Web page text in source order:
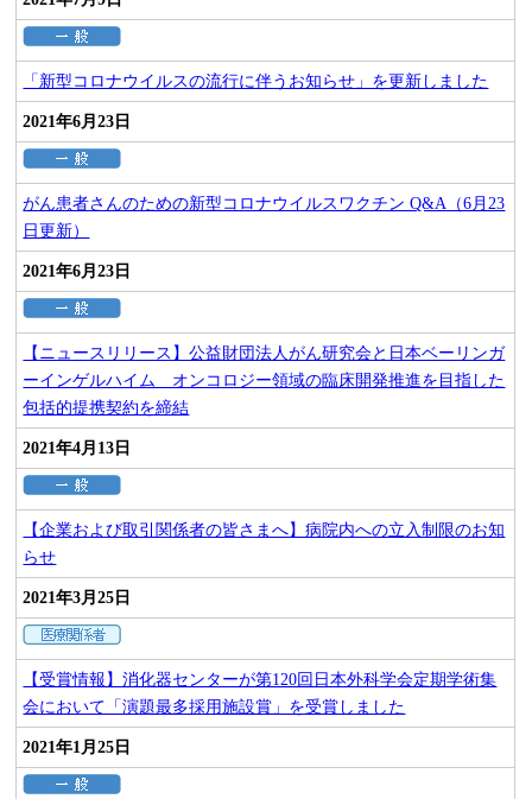
「新型コロナウイルスの流行に伴うお知らせ」を更新しました
2021年6月23日
がん患者さんのための新型コロナウイルスワクチン Q&A（6月23
日更新）
2021年6月23日
【ニュースリリース】公益財団法人がん研究会と日本ベーリンガ
ーインゲルハイム オンコロジー領域の臨床開発推進を目指した
包括的提携契約を締結
2021年4月13日
【企業および取引関係者の皆さまへ】病院内への立入制限のお知
らせ
2021年3月25日
【受賞情報】消化器センターが第120回日本外科学会定期学術集
会において「演題最多採用施設賞」を受賞しました
2021年1月25日